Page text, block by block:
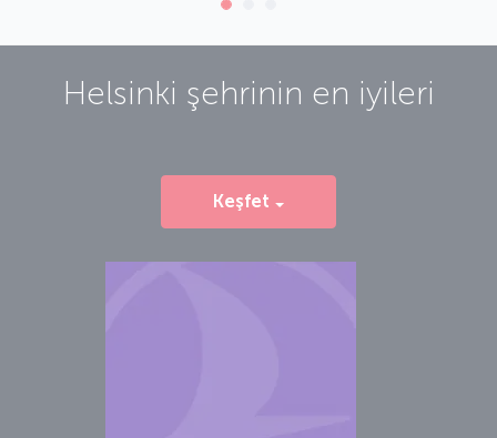
Helsinki şehrinin en iyileri
Keşfet